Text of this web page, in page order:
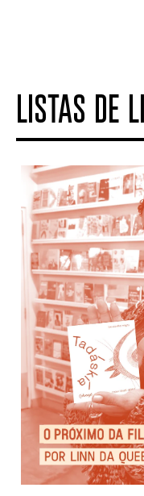
LISTAS DE